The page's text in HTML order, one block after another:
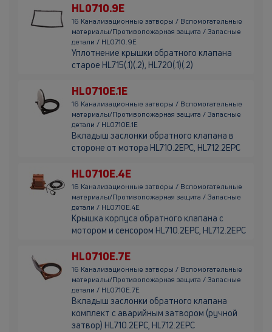
HL0710.9E
16 Канализационные затворы / Вспомогательные
материалы/Противопожарная защита / Запасные
детали / HL0710.9E
Уплотнение крышки обратного клапана
старое HL715(.1)(.2), HL720(.1)(.2)
HL0710E.1E
16 Канализационные затворы / Вспомогательные
материалы/Противопожарная защита / Запасные
детали / HL0710E.1E
Вкладыш заслонки обратного клапана в
стороне от мотора HL710.2EPC, HL712.2EPC
HL0710E.4E
16 Канализационные затворы / Вспомогательные
материалы/Противопожарная защита / Запасные
детали / HL0710E.4E
Крышка корпуса обратного клапана с
мотором и сенсором HL710.2EPC, HL712.2EPC
HL0710E.7E
16 Канализационные затворы / Вспомогательные
материалы/Противопожарная защита / Запасные
детали / HL0710E.7E
Вкладыш заслонки обратного клапана
комплект с аварийным затвором (ручной
затвор) HL710.2EPC, HL712.2EPC